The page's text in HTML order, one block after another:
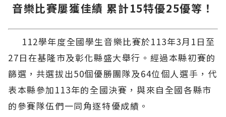
音樂比賽屢獲佳績 累計15特優25優等！
112學年度全國學生音樂比賽於113年3月1日至
27日在基隆市及彰化縣盛大舉行。經過本縣初賽的
篩選，共選拔出50個優勝團隊及64位個人選手，代
表本縣參加113年的全國決賽，與來自全國各縣市
的參賽隊伍們一同角逐特優成績。